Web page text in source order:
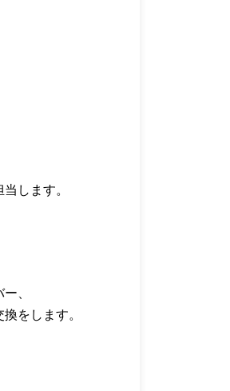
します。
、
をします。